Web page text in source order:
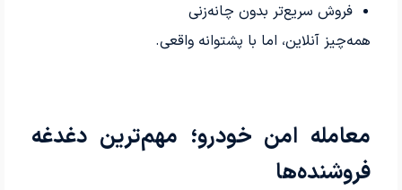
فروش سریع‌تر بدون چانه‌زنی
همه‌چیز آنلاین، اما با پشتوانه واقعی.
معامله امن خودرو؛ مهم‌ترین دغدغه
فروشنده‌ها